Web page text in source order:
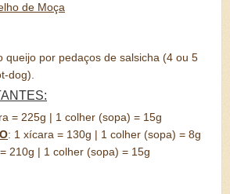
de Moça
queijo por pedaços de salsicha (4 ou 5
dog).
= 225g | 1 colher (sopa) = 15g
: 1 xícara = 130g | 1 colher (sopa) = 8g
210g | 1 colher (sopa) = 15g